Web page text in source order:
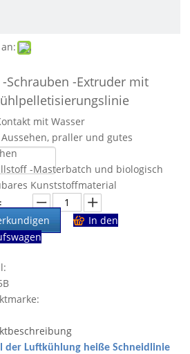
Schrauben -Extruder mit
mit Wasser
Aussehen, praller und gutes
-Masterbatch und biologisch
Kunststoffmaterial
In den
der Luftkühlung heiße Schneidlinie